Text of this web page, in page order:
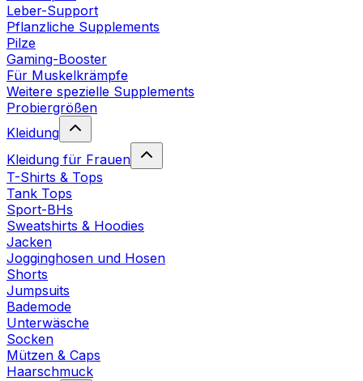
Leber-Support
Pflanzliche Supplements
Pilze
Gaming-Booster
Für Muskelkrämpfe
Weitere spezielle Supplements
Probiergrößen
Kleidung
Kleidung für Frauen
T-Shirts & Tops
Tank Tops
Sport-BHs
Sweatshirts & Hoodies
Jacken
Jogginghosen und Hosen
Shorts
Jumpsuits
Bademode
Unterwäsche
Socken
Mützen & Caps
Haarschmuck